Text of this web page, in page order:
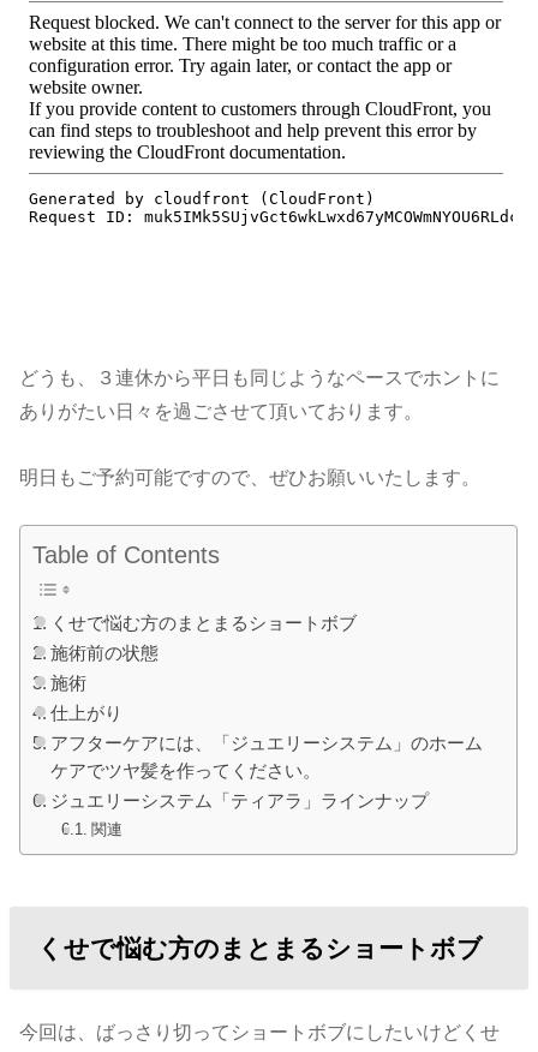
どうも、３連休から平日も同じようなペースでホントに
ありがたい日々を過ごさせて頂いております。
明日もご予約可能ですので、ぜひお願いいたします。
Table of Contents
くせで悩む方のまとまるショートボブ
施術前の状態
施術
仕上がり
アフターケアには、「ジュエリーシステム」のホーム
ケアでツヤ髪を作ってください。
ジュエリーシステム「ティアラ」ラインナップ
関連
くせで悩む方のまとまるショートボブ
今回は、ばっさり切ってショートボブにしたいけどくせ